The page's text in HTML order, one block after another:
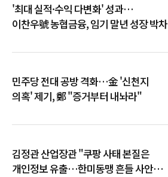
'최대 실적·수익 다변화' 성과…
이찬우號 농협금융, 임기 말년 성장 박차
민주당 전대 공방 격화…金 '신천지
의혹' 제기, 鄭 "증거부터 내놔라"
김정관 산업장관 "쿠팡 사태 본질은
개인정보 유출…한미동맹 흔들 사안